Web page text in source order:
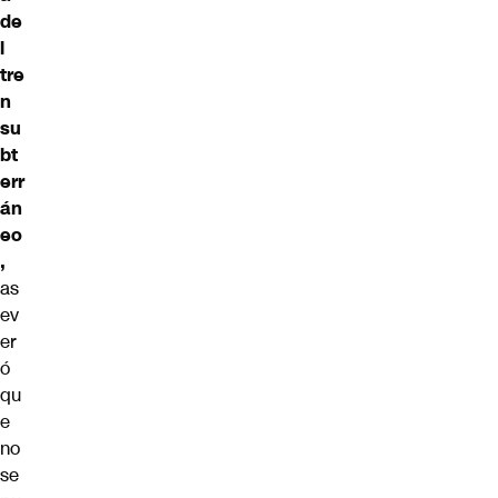
de
l
tre
n
su
bt
err
án
eo
,
as
ev
er
ó
qu
e
no
se